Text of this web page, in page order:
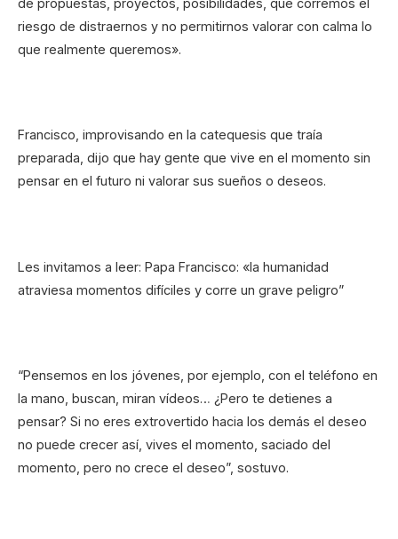
riesgo de distraernos y no permitirnos valorar con calma lo
que realmente queremos».
Francisco, improvisando en la catequesis que traía
preparada, dijo que hay gente que vive en el momento sin
pensar en el futuro ni valorar sus sueños o deseos.
Les invitamos a leer: Papa Francisco: «la humanidad
atraviesa momentos difíciles y corre un grave peligro”
“Pensemos en los jóvenes, por ejemplo, con el teléfono en
la mano, buscan, miran vídeos… ¿Pero te detienes a
pensar? Si no eres extrovertido hacia los demás el deseo
no puede crecer así, vives el momento, saciado del
momento, pero no crece el deseo”, sostuvo.